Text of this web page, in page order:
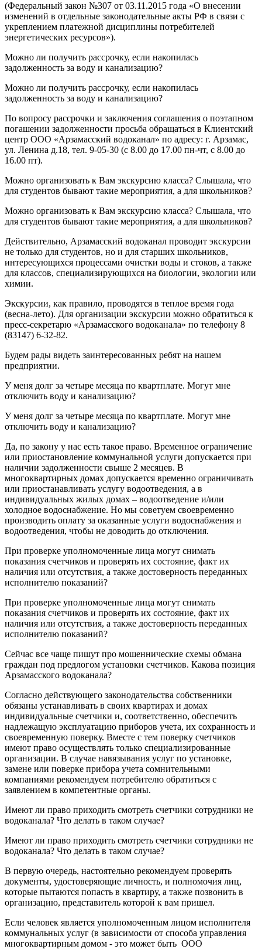
(Федеральный закон №307 от 03.11.2015 года «О внесении
изменений в отдельные законодательные акты РФ в связи с
укреплением платежной дисциплины потребителей
энергетических ресурсов»).
Можно ли получить рассрочку, если накопилась
задолженность за воду и канализацию?
Можно ли получить рассрочку, если накопилась
задолженность за воду и канализацию?
По вопросу рассрочки и заключения соглашения о поэтапном
погашении задолженности просьба обращаться в Клиентский
центр ООО «Арзамасский водоканал» по адресу: г. Арзамас,
ул. Ленина д.18, тел. 9-05-30 (с 8.00 до 17.00 пн-чт, с 8.00 до
16.00 пт).
Можно организовать к Вам экскурсию класса? Слышала, что
для студентов бывают такие мероприятия, а для школьников?
Можно организовать к Вам экскурсию класса? Слышала, что
для студентов бывают такие мероприятия, а для школьников?
Действительно, Арзамасский водоканал проводит экскурсии
не только для студентов, но и для старших школьников,
интересующихся процессами очистки воды и стоков, а также
для классов, специализирующихся на биологии, экологии или
химии.
Экскурсии, как правило, проводятся в теплое время года
(весна-лето). Для организации экскурсии можно обратиться к
пресс-секретарю «Арзамасского водоканала» по телефону 8
(83147) 6-32-82.
Будем рады видеть заинтересованных ребят на нашем
предприятии.
У меня долг за четыре месяца по квартплате. Могут мне
отключить воду и канализацию?
У меня долг за четыре месяца по квартплате. Могут мне
отключить воду и канализацию?
Да, по закону у нас есть такое право. Временное ограничение
или приостановление коммунальной услуги допускается при
наличии задолженности свыше 2 месяцев. В
многоквартирных домах допускается временно ограничивать
или приостанавливать услугу водоотведения, а в
индивидуальных жилых домах – водоотведение и/или
холодное водоснабжение. Но мы советуем своевременно
производить оплату за оказанные услуги водоснабжения и
водоотведения, чтобы не доводить до отключения.
При проверке уполномоченные лица могут снимать
показания счетчиков и проверять их состояние, факт их
наличия или отсутствия, а также достоверность переданных
исполнителю показаний?
При проверке уполномоченные лица могут снимать
показания счетчиков и проверять их состояние, факт их
наличия или отсутствия, а также достоверность переданных
исполнителю показаний?
Сейчас все чаще пишут про мошеннические схемы обмана
граждан под предлогом установки счетчиков. Какова позиция
Арзамасского водоканала?
Согласно действующего законодательства собственники
обязаны устанавливать в своих квартирах и домах
индивидуальные счетчики и, соответственно, обеспечить
надлежащую эксплуатацию приборов учета, их сохранность и
своевременную поверку. Вместе с тем поверку счетчиков
имеют право осуществлять только специализированные
организации. В случае навязывания услуг по установке,
замене или поверке прибора учета сомнительными
компаниями рекомендуем потребителю обратиться с
заявлением в компетентные органы.
Имеют ли право приходить смотреть счетчики сотрудники не
водоканала? Что делать в таком случае?
Имеют ли право приходить смотреть счетчики сотрудники не
водоканала? Что делать в таком случае?
В первую очередь, настоятельно рекомендуем проверять
документы, удостоверяющие личность, и полномочия лиц,
которые пытаются попасть в квартиру, а также позвонить в
организацию, представитель которой к вам пришел.
Если человек является уполномоченным лицом исполнителя
коммунальных услуг (в зависимости от способа управления
многоквартирным домом - это может быть ООО